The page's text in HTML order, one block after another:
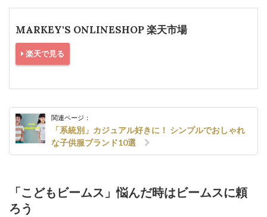
MARKEY'S ONLINESHOP 楽天市場
楽天で見る
関連ページ：
「系統別」カジュアル好きに！ シンプルでおしゃれ
な子供服ブランド10選
「こどもビームス」悩んだ時はビームスに頼
ろう